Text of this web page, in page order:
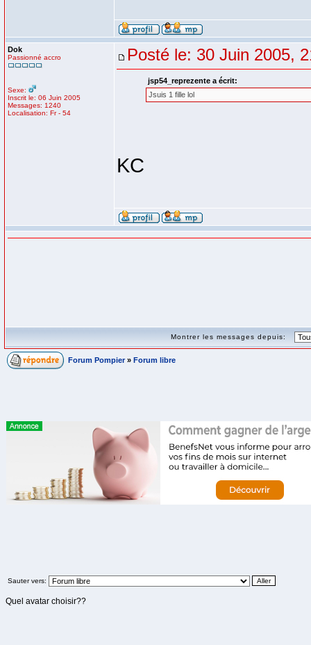
Dok
Passionné accro
Sexe:
Inscrit le: 06 Juin 2005
Messages: 1240
Localisation: Fr - 54
Posté le: 30 Juin 2005,
jsp54_reprezente a écrit:
Jsuis 1 fille lol
KC
Montrer les messages depuis:
Forum Pompier » Forum libre
Sauter vers:
Quel avatar choisir??